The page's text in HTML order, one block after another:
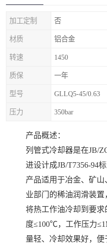
加工定制 否
材质 铝合金
转速 1450
质保 一年
型号 GLLQ5-45/0.63
压力 350bar
产品概述：
列管式冷却器是在JB/
进设计成JB/T7356-94标
产品适用于冶金、矿
业部门的稀油润滑装置
将热工作油冷却到要
度≤100℃，工作压力
量轻、冷却效果好，